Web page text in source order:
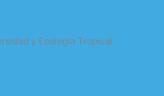
y Ecología Tropical